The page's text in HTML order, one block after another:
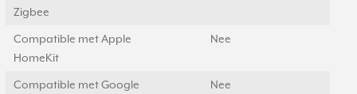
Zigbee
Compatible met Apple
HomeKit
Nee
Compatible met Google
Nee